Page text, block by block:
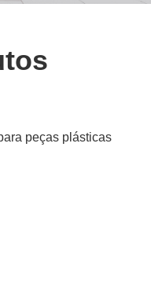
peças plásticas